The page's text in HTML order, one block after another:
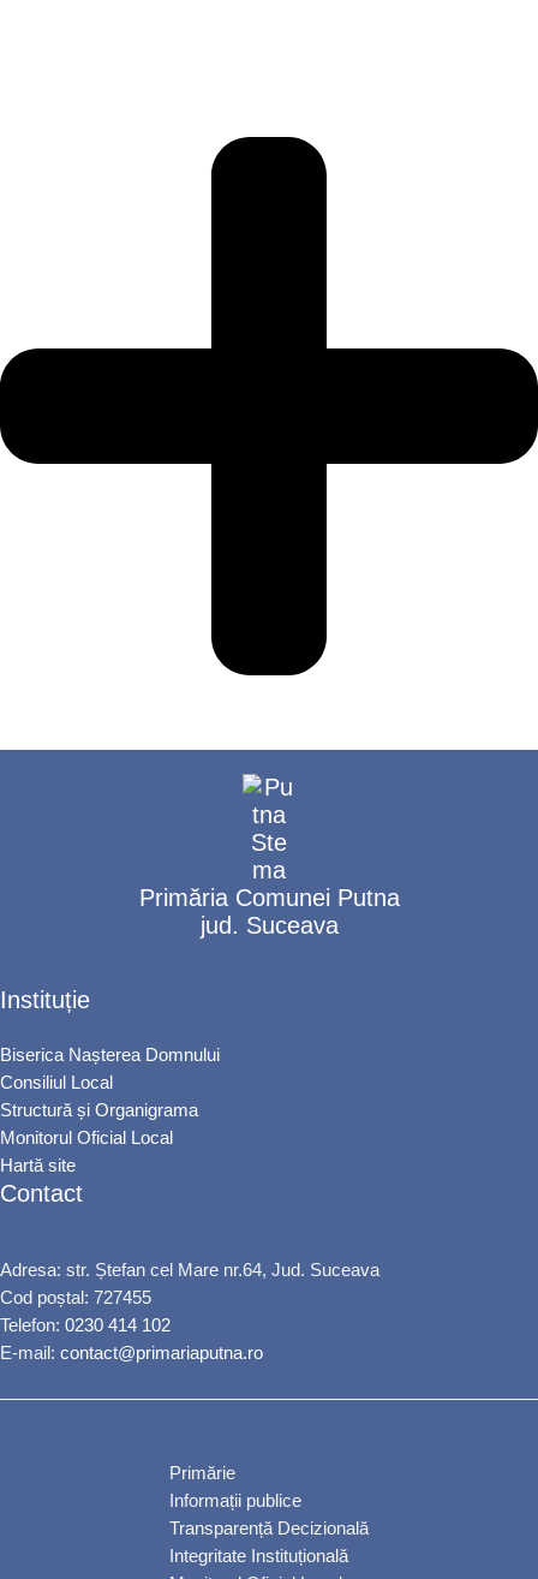
Primăria Comunei Putna
jud. Suceava
Instituție
Biserica Nașterea Domnului
Consiliul Local
Structură și Organigrama
Monitorul Oficial Local
Hartă site
Contact
Adresa: str. Ștefan cel Mare nr.64, Jud. Suceava
Cod poștal: 727455
Telefon: 0230 414 102
E-mail: contact@primariaputna.ro
Primărie
Informații publice
Transparență Decizională
Integritate Instituțională